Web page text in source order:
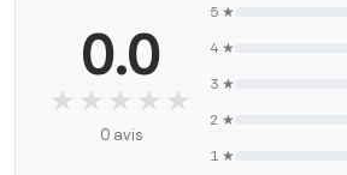
0.0
★★★★★
★★★★★
0 avis
5 ★
4 ★
3 ★
2 ★
1 ★